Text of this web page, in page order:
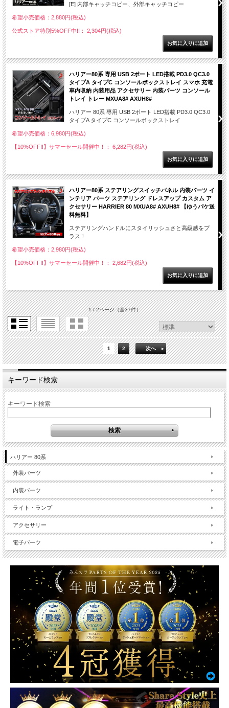
[E] 内部キャッチコピー、外部キャッチコピー
希望小売価格：2,880円(税込)
公式ストア特別5%OFF中!!： 2,304円(税込)
ハリアー80系 専用 USB 2ポート LED搭載 PD3.0 QC3.0
タイプA タイプC コンソールボックストレイ スマホ 充電
車内収納 内装用品 アクセサリー 内装パーツ コンソール
トレイ トレー MXUA8# AXUH8#
ハリアー 80系 専用 USB 2ポート LED搭載 PD3.0 QC3.0
タイプA タイプC コンソールボックストレイ
希望小売価格：6,980円(税込)
【10%OFF!!】サマーセール開催中！： 6,282円(税込)
ハリアー80系 ステアリングスイッチパネル 内装パーツ イ
ンテリア パーツ ステアリング ドレスアップ カスタム ア
クセサリー HARRIER 80 MXUA8# AXUH8# 【ゆうパケ送
料無料】
ステアリングハンドルにスタイリッシュさと高級感をプ
ラス！
希望小売価格：2,980円(税込)
【10%OFF!!】サマーセール開催中！： 2,682円(税込)
1 / 2ページ（全37件）
1 2 次へ
キーワード検索
キーワード検索
ハリアー 80系
外装パーツ
内装パーツ
ライト・ランプ
アクセサリー
電子パーツ